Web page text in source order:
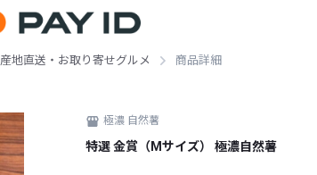
産地直送・お取り寄せグルメ 商品詳細
極濃 自然薯
特選 金賞（Mサイズ） 極濃自然薯